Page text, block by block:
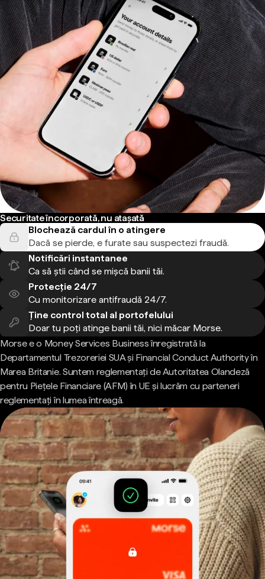
Securitate încorporată, nu atașată
Blochează cardul în o atingere
Dacă se pierde, e furate sau suspectezi fraudă.
Notificări instantanee
Ca să știi când se mișcă banii tăi.
Protecție 24/7
Cu monitorizare antifraudă 24/7.
Ține control total al portofelului
Doar tu poți atinge banii tăi, nici măcar Morse.
Morse e o Money Services Business înregistrată la
Departamentul Trezoreriei SUA și Financial Conduct Authority în
Marea Britanie. Suntem reglementați de Autoritatea Olandeză
pentru Piețele Financiare (AFM) în UE și lucrăm cu parteneri
reglementați în lumea întreagă.